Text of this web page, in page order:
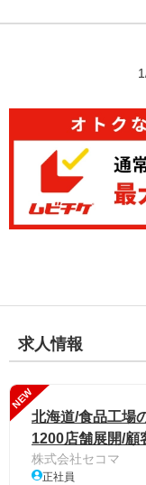
求人情報
NEW
北海道/食品工場
1200店舗展開/顧
株式会社セコマ
正社員